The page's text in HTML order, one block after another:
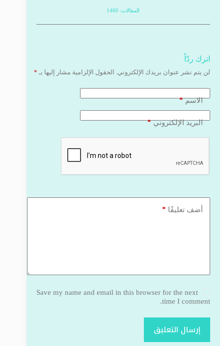
المقالات: 1460
اترك ردّاً
لن يتم نشر عنوان بريدك الإلكتروني. الحقول الإلزامية مشار إليها بـ *
الاسم*
البريد الإلكتروني*
أضف تعليقًا *
Save my name and email in this browser for the next
time I comment.
إرسال التعليق